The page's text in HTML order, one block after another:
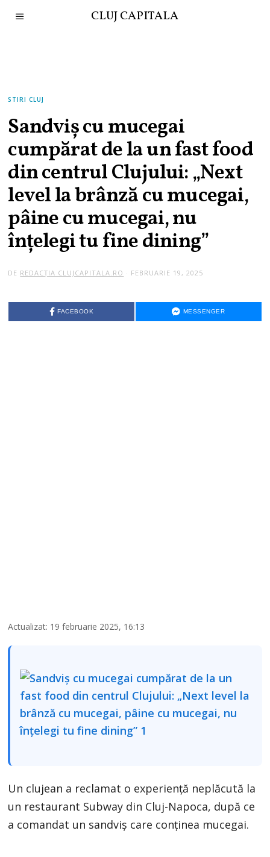
CLUJ CAPITALA
STIRI CLUJ
Sandviș cu mucegai
cumpărat de la un fast food
din centrul Clujului: „Next
level la brânză cu mucegai,
pâine cu mucegai, nu
înțelegi tu fine dining”
DE REDACȚIA CLUJCAPITALA.RO FEBRUARIE 19, 2025
FACEBOOK MESSENGER
Actualizat: 19 februarie 2025, 16:13
Un clujean a reclamat o experiență neplăcută la
un restaurant Subway din Cluj-Napoca, după ce
a comandat un sandviș care conținea mucegai.